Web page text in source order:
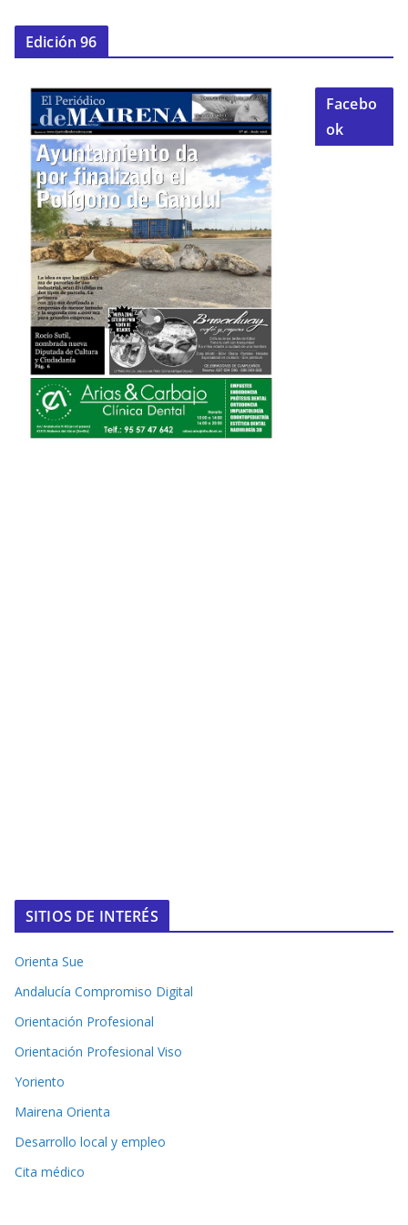
Edición 96
Facebo
ok
SITIOS DE INTERÉS
Orienta Sue
Andalucía Compromiso Digital
Orientación Profesional
Orientación Profesional Viso
Yoriento
Mairena Orienta
Desarrollo local y empleo
Cita médico